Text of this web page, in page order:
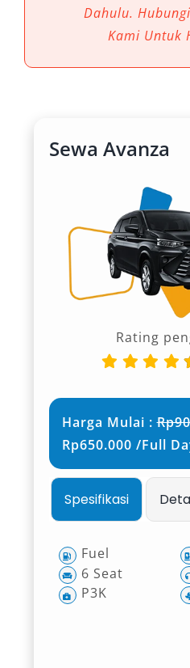
Dahulu.
Kami Untuk
Sewa Avanza
Rating
Harga Mulai :
Rp650.000 /Full
Spesifikasi
Fuel
6 Seat
P3K